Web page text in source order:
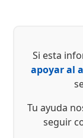
Si esta
apoyar al
Tu ayuda
seguir